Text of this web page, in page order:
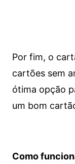
Por fim, o
cartões sem
ótima opção
um bom
Como